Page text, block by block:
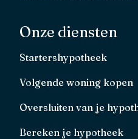
Onze diensten
Startershypotheek
Volgende woning kopen
Oversluiten van je
Bereken je hypotheek